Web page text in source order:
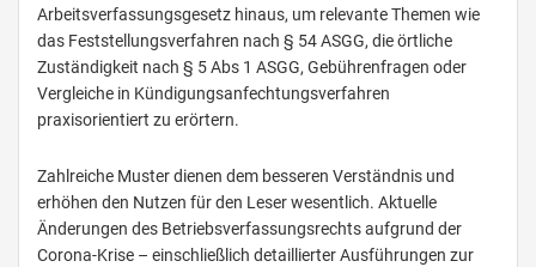
Arbeitsverfassungsgesetz hinaus, um relevante Themen wie
das Feststellungsverfahren nach § 54 ASGG, die örtliche
Zuständigkeit nach § 5 Abs 1 ASGG, Gebührenfragen oder
Vergleiche in Kündigungsanfechtungsverfahren
praxisorientiert zu erörtern.
Zahlreiche Muster dienen dem besseren Verständnis und
erhöhen den Nutzen für den Leser wesentlich. Aktuelle
Änderungen des Betriebsverfassungsrechts aufgrund der
Corona-Krise – einschließlich detaillierter Ausführungen zur